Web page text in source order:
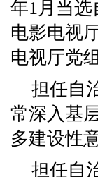
年1月当
电影电视
电视厅党
担任自
常深入基
多建设性
担任自